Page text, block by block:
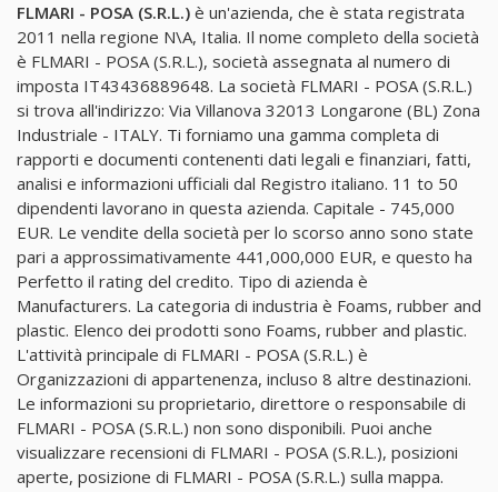
FLMARI - POSA (S.R.L.) è un'azienda, che è stata registrata
2011 nella regione N\A, Italia. Il nome completo della società
è FLMARI - POSA (S.R.L.), società assegnata al numero di
imposta IT43436889648. La società FLMARI - POSA (S.R.L.)
si trova all'indirizzo: Via Villanova 32013 Longarone (BL) Zona
Industriale - ITALY. Ti forniamo una gamma completa di
rapporti e documenti contenenti dati legali e finanziari, fatti,
analisi e informazioni ufficiali dal Registro italiano. 11 to 50
dipendenti lavorano in questa azienda. Capitale - 745,000
EUR. Le vendite della società per lo scorso anno sono state
pari a approssimativamente 441,000,000 EUR, e questo ha
Perfetto il rating del credito. Tipo di azienda è
Manufacturers. La categoria di industria è Foams, rubber and
plastic. Elenco dei prodotti sono Foams, rubber and plastic.
L'attività principale di FLMARI - POSA (S.R.L.) è
Organizzazioni di appartenenza, incluso 8 altre destinazioni.
Le informazioni su proprietario, direttore o responsabile di
FLMARI - POSA (S.R.L.) non sono disponibili. Puoi anche
visualizzare recensioni di FLMARI - POSA (S.R.L.), posizioni
aperte, posizione di FLMARI - POSA (S.R.L.) sulla mappa.